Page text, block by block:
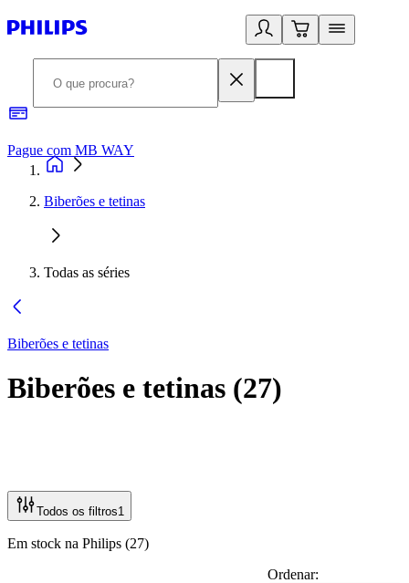
Pague com MB WAY
Biberões e tetinas
Todas as séries
Biberões e tetinas
Biberões e tetinas (27)
Todos os filtros1
Em stock na Philips (27)
Ordenar: